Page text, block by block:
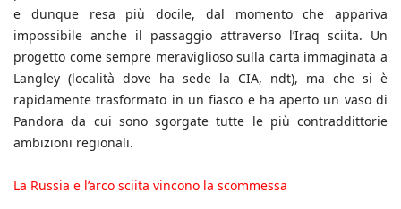
e dunque resa più docile, dal momento che appariva
impossibile anche il passaggio attraverso l’Iraq sciita. Un
progetto come sempre meraviglioso sulla carta immaginata a
Langley (località dove ha sede la CIA, ndt), ma che si è
rapidamente trasformato in un fiasco e ha aperto un vaso di
Pandora da cui sono sgorgate tutte le più contraddittorie
ambizioni regionali.
La Russia e l’arco sciita vincono la scommessa